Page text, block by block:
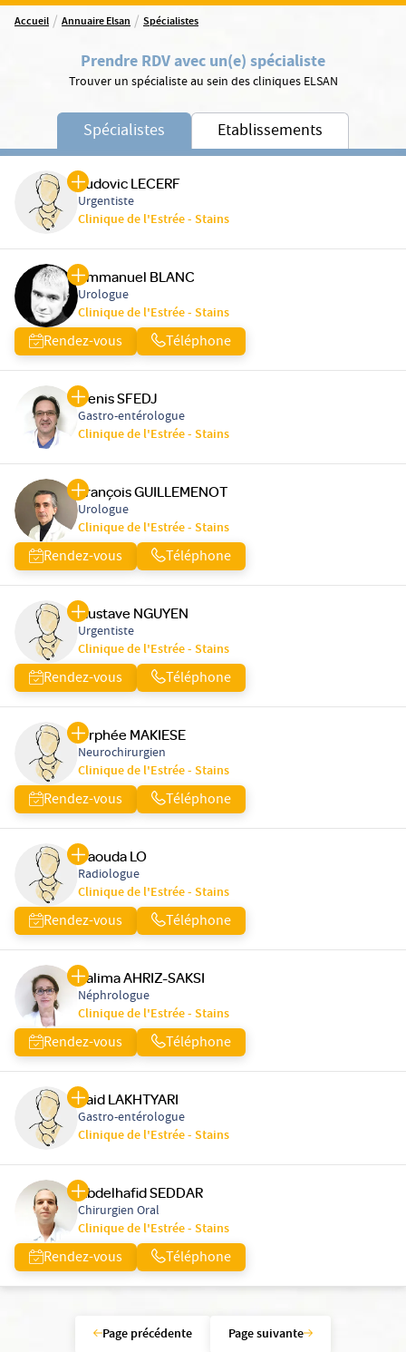
Accueil / Annuaire Elsan / Spécialistes
Prendre RDV avec un(e) spécialiste
Trouver un spécialiste au sein des cliniques ELSAN
Spécialistes Etablissements
Ludovic LECERF
Urgentiste
Clinique de l'Estrée - Stains
Emmanuel BLANC
Urologue
Clinique de l'Estrée - Stains
Rendez-vous Téléphone
Denis SFEDJ
Gastro-entérologue
Clinique de l'Estrée - Stains
François GUILLEMENOT
Urologue
Clinique de l'Estrée - Stains
Rendez-vous Téléphone
Gustave NGUYEN
Urgentiste
Clinique de l'Estrée - Stains
Rendez-vous Téléphone
Orphée MAKIESE
Neurochirurgien
Clinique de l'Estrée - Stains
Rendez-vous Téléphone
Daouda LO
Radiologue
Clinique de l'Estrée - Stains
Rendez-vous Téléphone
Salima AHRIZ-SAKSI
Néphrologue
Clinique de l'Estrée - Stains
Rendez-vous Téléphone
Said LAKHTYARI
Gastro-entérologue
Clinique de l'Estrée - Stains
Abdelhafid SEDDAR
Chirurgien Oral
Clinique de l'Estrée - Stains
Rendez-vous Téléphone
Page précédente Page suivante